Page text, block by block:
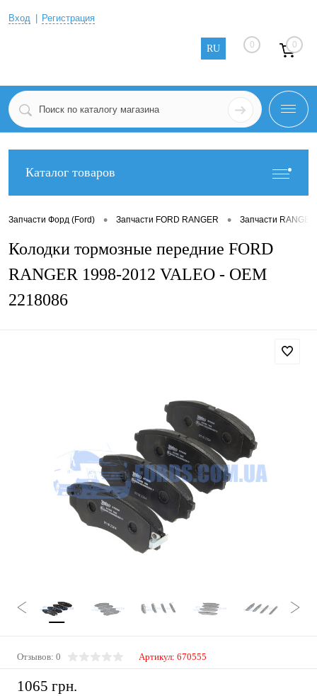
Вход Регистрация
RU 0 0
Каталог товаров
Запчасти Форд (Ford) • Запчасти FORD RANGER • Запчасти
Колодки тормозные передние FORD
RANGER 1998-2012 VALEO - OEM
2218086
Отзывов: 0 Артикул: 670555
1065 грн.